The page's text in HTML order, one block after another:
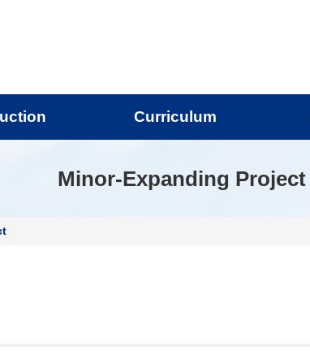
Curriculum
Minor-Expanding Project